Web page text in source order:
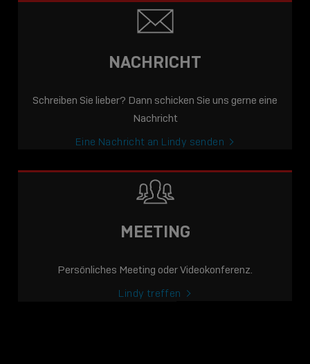
NACHRICHT
Schreiben Sie lieber? Dann schicken Sie uns gerne eine
Nachricht
Eine Nachricht an Lindy senden
MEETING
Persönliches Meeting oder Videokonferenz.
Lindy treffen